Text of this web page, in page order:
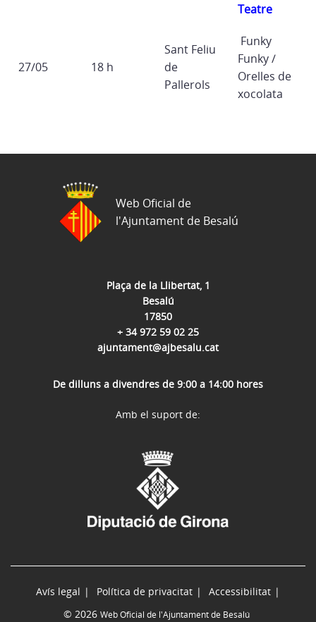
Teatre
27/05 18 h
Sant Feliu
de
Pallerols
Funky
Funky /
Orelles de
xocolata
Plaça de la Llibertat, 1
Besalú
17850
+ 34 972 59 02 25
ajuntament@ajbesalu.cat
De dilluns a divendres de 9:00 a 14:00 hores
Web Oficial de
l'Ajuntament de Besalú
Avís legal Política de privacitat
Accessibilitat
© 2026 Web Oficial de l'Ajuntament de Besalú
Amb el suport de: